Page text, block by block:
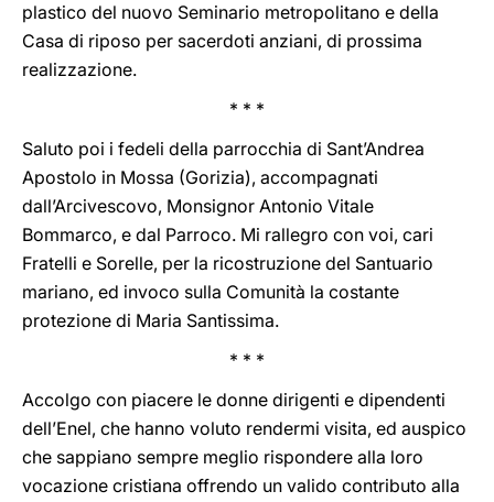
plastico del nuovo Seminario metropolitano e della
Casa di riposo per sacerdoti anziani, di prossima
realizzazione.
* * *
Saluto poi i fedeli della parrocchia di Sant’Andrea
Apostolo in Mossa (Gorizia), accompagnati
dall’Arcivescovo, Monsignor Antonio Vitale
Bommarco, e dal Parroco. Mi rallegro con voi, cari
Fratelli e Sorelle, per la ricostruzione del Santuario
mariano, ed invoco sulla Comunità la costante
protezione di Maria Santissima.
* * *
Accolgo con piacere le donne dirigenti e dipendenti
dell’Enel, che hanno voluto rendermi visita, ed auspico
che sappiano sempre meglio rispondere alla loro
vocazione cristiana offrendo un valido contributo alla